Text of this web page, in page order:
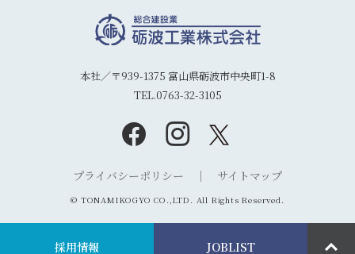
採用情報 JOBLIST
本社／〒939-1375 富山県砺波市中央町1-8
TEL.0763-32-3105
プライバシーポリシー サイトマップ
© TONAMIKOGYO CO.,LTD. All Rights Reserved.